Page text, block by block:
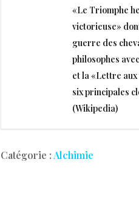
«Le Triomphe
victorieuse»
guerre des
philosophes
et la «Lettre
six principales
(Wikipedia)
Catégorie :Alchimie